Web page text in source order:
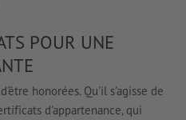
POUR UNE
honorées. Qu'il s'agisse de
d'appartenance, qui